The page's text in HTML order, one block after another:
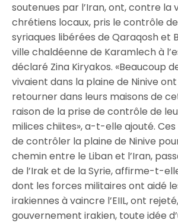
soutenues par l’Iran, ont, contre la
chrétiens locaux, pris le contrôle
syriaques libérées de Qara­qosh et
ville chaldéenne de Karamlech à
déclaré Zina Kiryakos. «Beaucoup
vivaient dans la plaine de Ninive
retourner dans leurs maisons de
raison de la prise de contrôle de
milices chiites», a-t-elle ajouté.
de contrôler la plaine de Ninive
chemin entre le Liban et l’Iran,
de l’Irak et de la Syrie, affirme-t-
dont les forces militaires ont aidé
irakiennes à vaincre l’EIIL, ont
gouvernement irakien, toute idée